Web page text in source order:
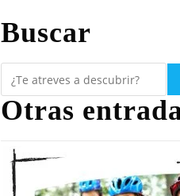
Buscar
Otras